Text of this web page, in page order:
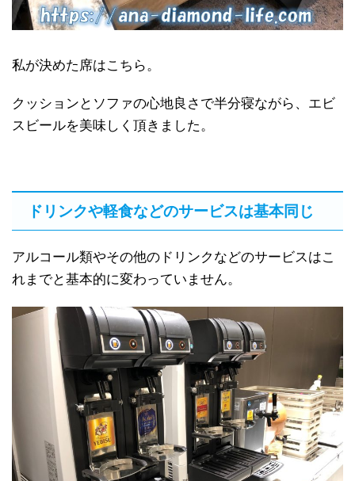
私が決めた席はこちら。
クッションとソファの心地良さで半分寝ながら、エビ
スビールを美味しく頂きました。
ドリンクや軽食などのサービスは基本同じ
アルコール類やその他のドリンクなどのサービスはこ
れまでと基本的に変わっていません。